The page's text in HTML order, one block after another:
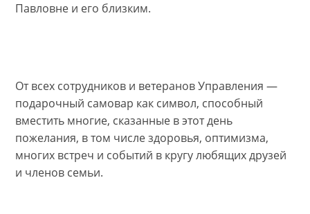
Павловне и его близким.
От всех сотрудников и ветеранов Управления —
подарочный самовар как символ, способный
вместить многие, сказанные в этот день
пожелания, в том числе здоровья, оптимизма,
многих встреч и событий в кругу любящих друзей
и членов семьи.